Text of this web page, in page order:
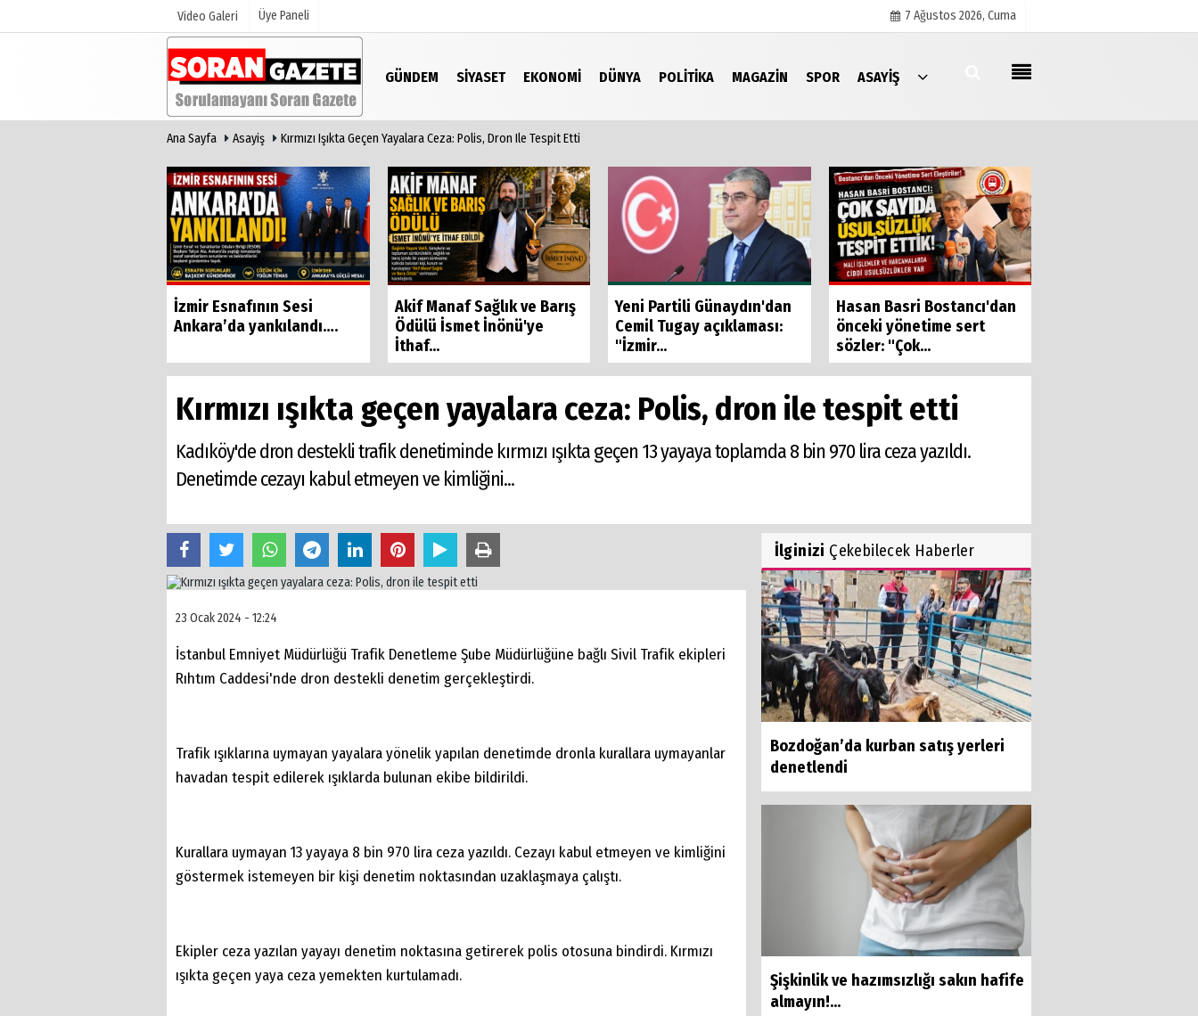
Video Galeri Üye Paneli 7 Ağustos 2026, Cuma
GÜNDEM SIYASET EKONOMI DÜNYA POLITIKA MAGAZIN SPOR ASAYIŞ
Anketler
İletişim
Çerez Politikası
Gizlilik İlkeleri
Ana Sayfa Asayiş Kırmızı Işıkta Geçen Yayalara Ceza: Polis, Dron Ile Tespit Etti
İzmir Esnafının Sesi
Ankara’da yankılandı….
Akif Manaf Sağlık ve Barış
Ödülü İsmet İnönü'ye
İthaf...
Yeni Partili Günaydın'dan
Cemil Tugay açıklaması:
"İzmir...
Hasan Basri Bostancı'dan
önceki yönetime sert
sözler: "Çok...
Kırmızı ışıkta geçen yayalara ceza: Polis, dron ile tespit etti
Kadıköy'de dron destekli trafik denetiminde kırmızı ışıkta geçen 13 yayaya toplamda 8 bin 970 lira ceza yazıldı.
Denetimde cezayı kabul etmeyen ve kimliğini...
23 Ocak 2024 - 12:24
İstanbul Emniyet Müdürlüğü Trafik Denetleme Şube Müdürlüğüne bağlı Sivil Trafik ekipleri
Rıhtım Caddesi'nde dron destekli denetim gerçekleştirdi.
Trafik ışıklarına uymayan yayalara yönelik yapılan denetimde dronla kurallara uymayanlar
havadan tespit edilerek ışıklarda bulunan ekibe bildirildi.
Kurallara uymayan 13 yayaya 8 bin 970 lira ceza yazıldı. Cezayı kabul etmeyen ve kimliğini
göstermek istemeyen bir kişi denetim noktasından uzaklaşmaya çalıştı.
Ekipler ceza yazılan yayayı denetim noktasına getirerek polis otosuna bindirdi. Kırmızı
ışıkta geçen yaya ceza yemekten kurtulamadı.
İlginizi Çekebilecek Haberler
Bozdoğan’da kurban satış yerleri
denetlendi
Şişkinlik ve hazımsızlığı sakın hafife
almayın!...